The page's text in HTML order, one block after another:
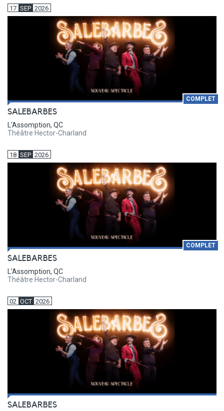
17 SEP 2026
COMPLET
SALEBARBES
L'Assomption, QC
Théâtre Hector-Charland
18 SEP 2026
COMPLET
SALEBARBES
L'Assomption, QC
Théâtre Hector-Charland
02 OCT 2026
SALEBARBES